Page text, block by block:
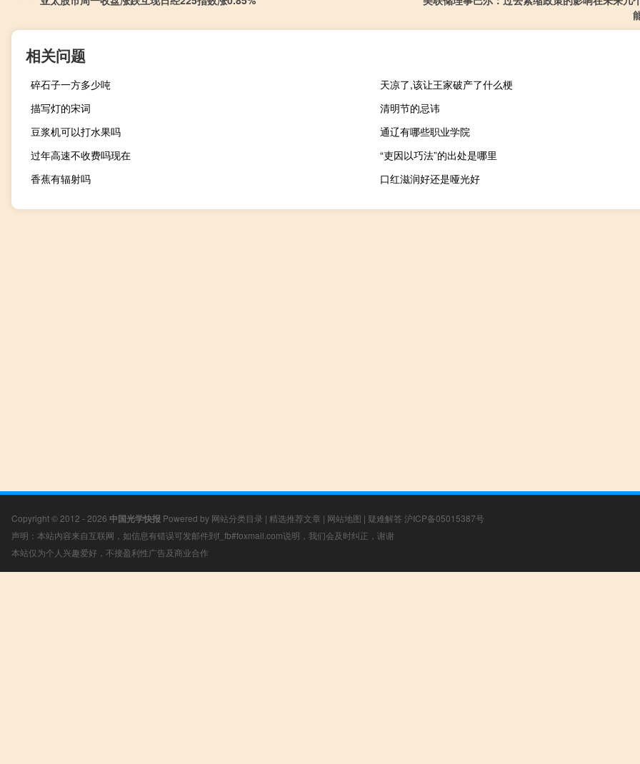
相关问题
碎石子一方多少吨
天凉了,该让王家破产了什么梗
描写灯的宋词
清明节的忌讳
豆浆机可以打水果吗
通辽有哪些职业学院
过年高速不收费吗现在
“吏因以巧法”的出处是哪里
香蕉有辐射吗
口红滋润好还是哑光好
Copyright © 2012 - 2026 中国光学快报 Powered by 网站分类目录 | 精选推荐文章 | 网站地图 | 疑难解答 沪ICP备05015387号
声明：本站内容来自互联网，如信息有错误可发邮件到f_fb#foxmail.com说明，我们会及时纠正，谢谢
本站仅为个人兴趣爱好，不接盈利性广告及商业合作